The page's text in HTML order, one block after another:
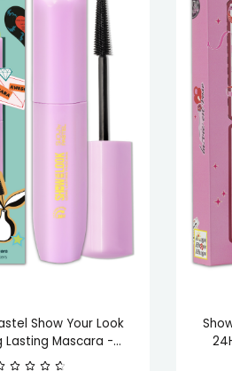
Show Your Look
Lasting Mascara -
Maskara